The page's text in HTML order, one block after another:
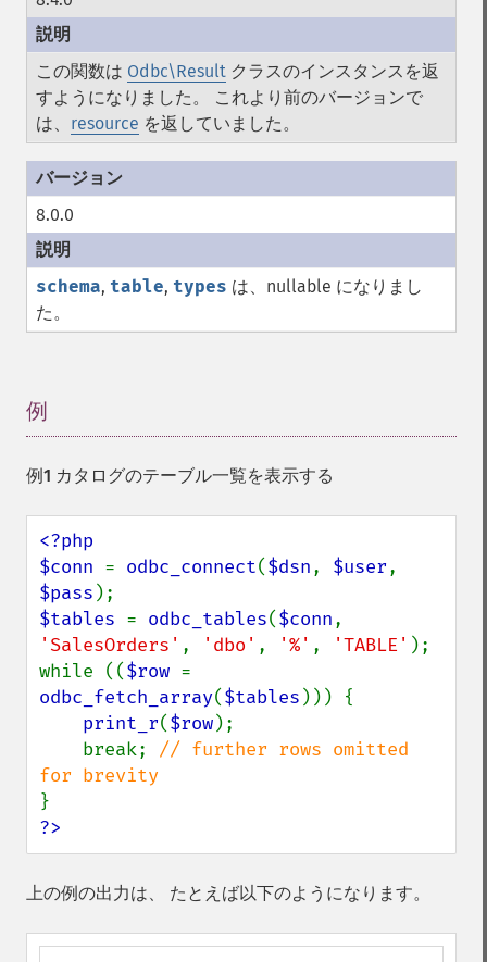
この関数は Odbc\Result クラスのインスタンスを返
すようになりました。 これより前のバージョンで
は、 resource を返していました。
8.0.0
schema, table, types は、nullable になりまし
た。
例
例1 カタログのテーブル一覧を表示する
<?php
$conn = odbc_connect($dsn, $user
$pass
$tables = odbc_tables($conn
'SalesOrders' , 'dbo' , '%' , 'TABLE' );
while (($row
odbc_fetch_array($tables ))) {
print_r($row);
    break;
// further rows omitted
?>
上の例の出力は、 たとえば以下のようになります。